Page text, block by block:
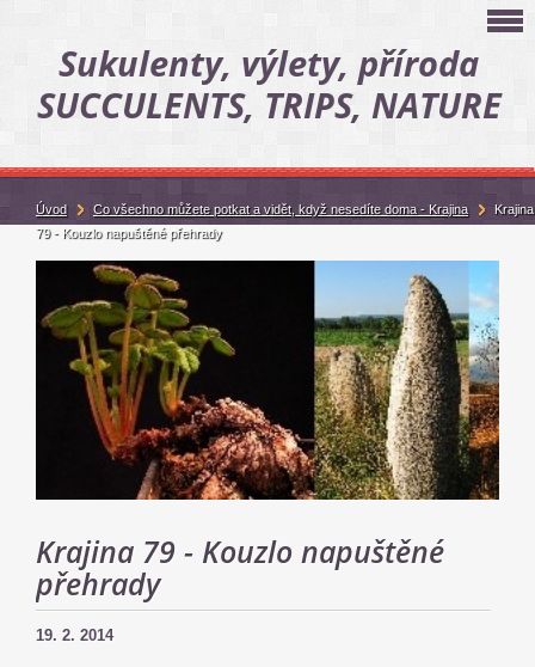
Sukulenty, výlety, příroda
SUCCULENTS, TRIPS, NATURE
Krajina 79 - Kouzlo napuštěné
přehrady
19. 2. 2014
Úvod Co všechno můžete potkat a vidět, když nesedíte doma - Krajina
Krajina
79 - Kouzlo napuštěné přehrady